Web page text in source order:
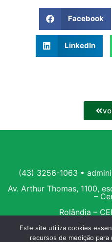
Facebook
LinkedIn
(43) 3256-1063 •
Av. Arthur Thomas, 1100,
–
Rolândia –
Este site utiliza cookies
recursos de medição